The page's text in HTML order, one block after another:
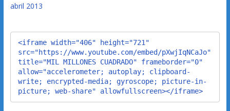
abril 2013
<iframe width="406" height="721"
src="https://www.youtube.com/embed/pXwjIqNCaJo"
title="MIL MILLONES CUADRADO" frameborder="0"
allow="accelerometer; autoplay; clipboard-
write; encrypted-media; gyroscope; picture-in-
picture; web-share" allowfullscreen></iframe>